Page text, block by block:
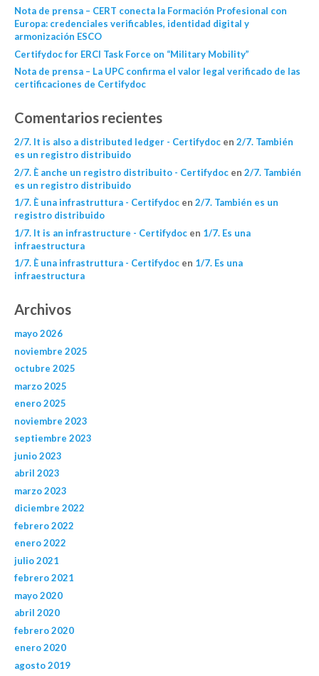
Nota de prensa – CERT conecta la Formación Profesional con
Europa: credenciales verificables, identidad digital y
armonización ESCO
Certifydoc for ERCI Task Force on “Military Mobility”
Nota de prensa – La UPC confirma el valor legal verificado de las
certificaciones de Certifydoc
Comentarios recientes
2/7. It is also a distributed ledger - Certifydocen 2/7. También
es un registro distribuido
2/7. È anche un registro distribuito - Certifydocen 2/7. También
es un registro distribuido
1/7. È una infrastruttura - Certifydocen 2/7. También es un
registro distribuido
1/7. It is an infrastructure - Certifydocen 1/7. Es una
infraestructura
1/7. È una infrastruttura - Certifydocen 1/7. Es una
infraestructura
Archivos
mayo 2026
noviembre 2025
octubre 2025
marzo 2025
enero 2025
noviembre 2023
septiembre 2023
junio 2023
abril 2023
marzo 2023
diciembre 2022
febrero 2022
enero 2022
julio 2021
febrero 2021
mayo 2020
abril 2020
febrero 2020
enero 2020
agosto 2019